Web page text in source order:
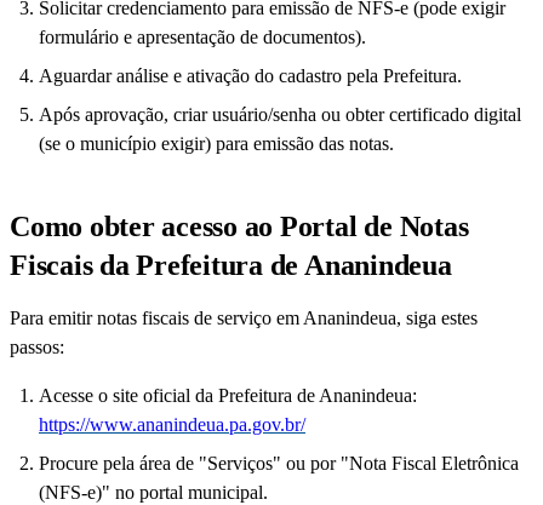
Solicitar credenciamento para emissão de NFS-e (pode exigir
formulário e apresentação de documentos).
Aguardar análise e ativação do cadastro pela Prefeitura.
Após aprovação, criar usuário/senha ou obter certificado digital
(se o município exigir) para emissão das notas.
Como obter acesso ao Portal de Notas
Fiscais da Prefeitura de Ananindeua
Para emitir notas fiscais de serviço em Ananindeua, siga estes
passos:
Acesse o site oficial da Prefeitura de Ananindeua:
https://www.ananindeua.pa.gov.br/
Procure pela área de "Serviços" ou por "Nota Fiscal Eletrônica
(NFS-e)" no portal municipal.